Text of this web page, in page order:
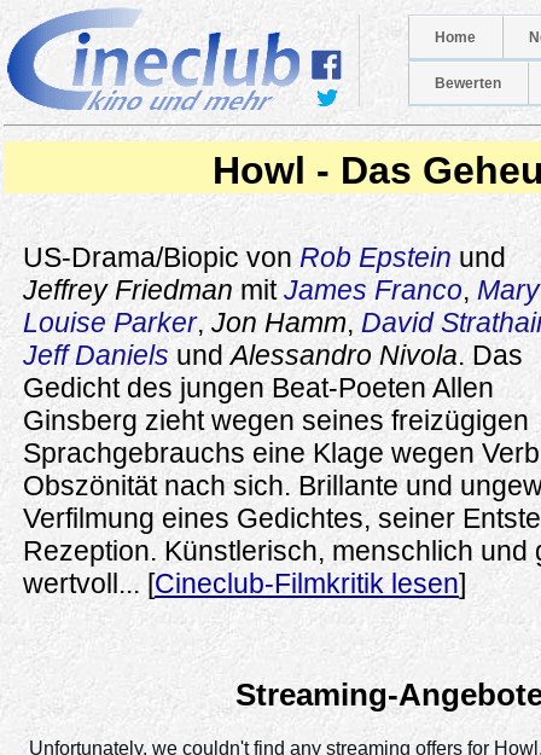
Home
Bewerten
Howl - Das
US-Drama/Biopic von Rob Epstein und
Jeffrey FriedmanmitJames Franco,
Louise Parker, Jon Hamm, David
Jeff Daniels undAlessandro Nivola. Das
Gedicht des jungen Beat-Poeten Allen
Ginsberg zieht wegen seines freizügigen
Sprachgebrauchs eine Klage wegen
Obszönität nach sich. Brillante und
Verfilmung eines Gedichtes, seiner
Rezeption. Künstlerisch, menschlich und
wertvoll... [Cineclub-Filmkritik lesen]
Streaming-